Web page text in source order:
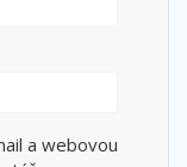
a webovou